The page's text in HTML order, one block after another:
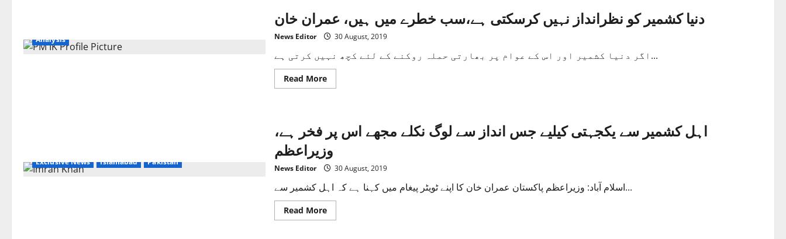
Analysis
دنیا کشمیر کو نظرانداز نہیں کرسکتی ہے،سب خطرے میں ہیں، عمران خان
News Editor 30 August, 2019
اگر دنیا کشمیر اور اس کے عوام پر بھارتی حملہ روکنے کے لئے کچھ نہیں کرتی ہے...
Read MoreRead
more
نہیں
کرسکتی
ہے،سب
خطرے
میں
عمران
خان
Exclusive News Islamabad Pakistan
اہل کشمیر سے یکجہتی کیلیے جس انداز سے لوگ نکلے مجھے اس پر فخر ہے،
وزیراعظم
News Editor 30 August, 2019
اسلام آباد: وزیراعظم پاکستان عمران خان کا اپنے ٹویٹر پیغام میں کہنا ہے کہ اہل کشمیر سے...
Read MoreRead
more